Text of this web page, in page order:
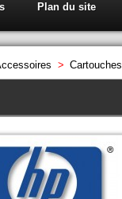
Plan du site
> Cartouches